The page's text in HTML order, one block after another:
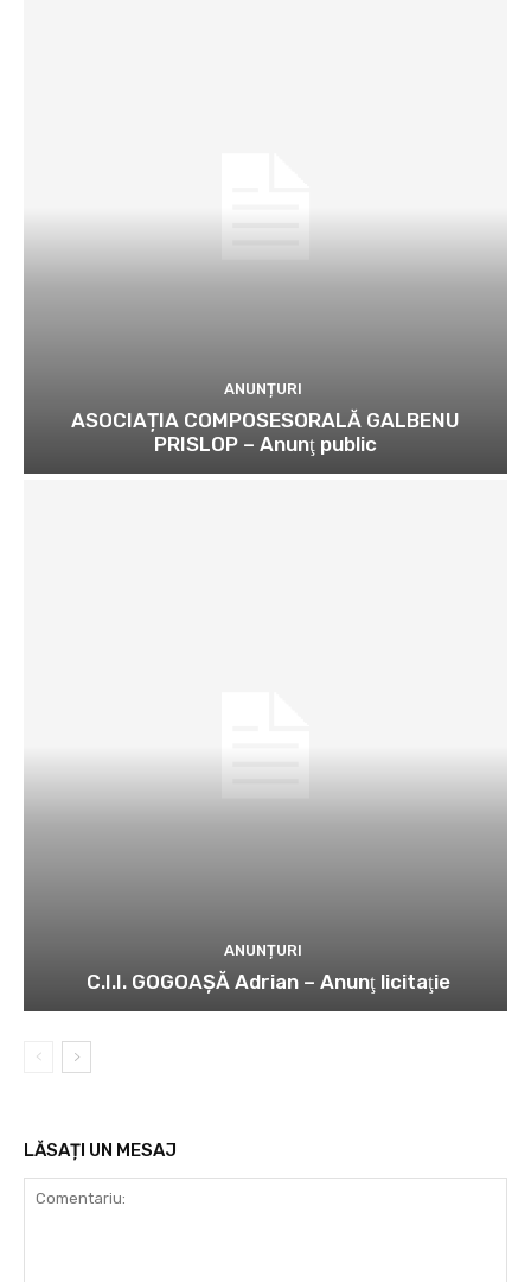
ANUNȚURI
ASOCIAȚIA COMPOSESORALĂ GALBENU
PRISLOP – Anunţ public
ANUNȚURI
C.I.I. GOGOAŞĂ Adrian – Anunţ licitaţie
LĂSAȚI UN MESAJ